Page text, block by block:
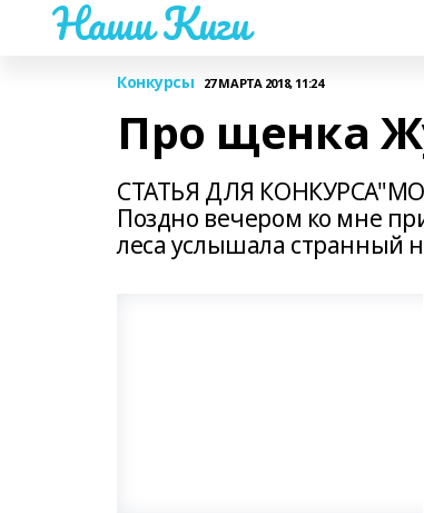
Наши Киги
Конкурсы 27 МАРТА 2018, 11:24
Про щенка
СТАТЬЯ ДЛЯ
Поздно вечером ко мне
леса услышала странный